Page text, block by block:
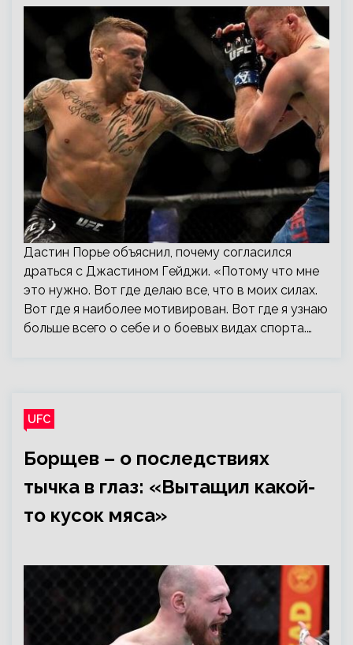
Дастин Порье объяснил, почему согласился
драться с Джастином Гейджи. «Потому что мне
это нужно. Вот где делаю все, что в моих силах.
Вот где я наиболее мотивирован. Вот где я узнаю
больше всего о себе и о боевых видах спорта.…
UFC
Борщев – о последствиях
тычка в глаз: «Вытащил какой-
то кусок мяса»